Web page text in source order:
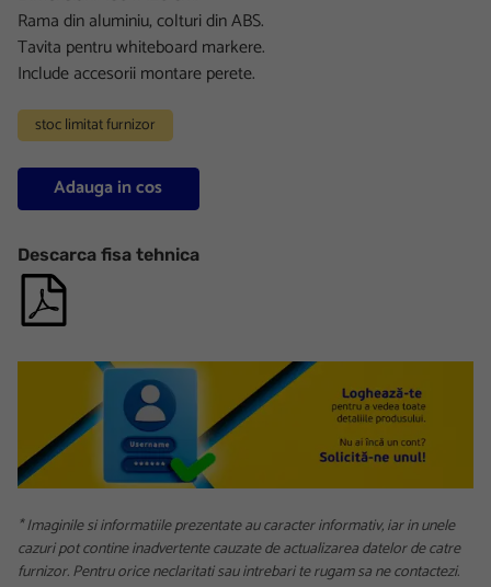
Rama din aluminiu, colturi din ABS.
Tavita pentru whiteboard markere.
Include accesorii montare perete.
stoc limitat furnizor
Adauga in cos
Descarca fisa tehnica
* Imaginile si informatiile prezentate au caracter informativ, iar in unele
cazuri pot contine inadvertente cauzate de actualizarea datelor de catre
furnizor. Pentru orice neclaritati sau intrebari te rugam sa ne contactezi.